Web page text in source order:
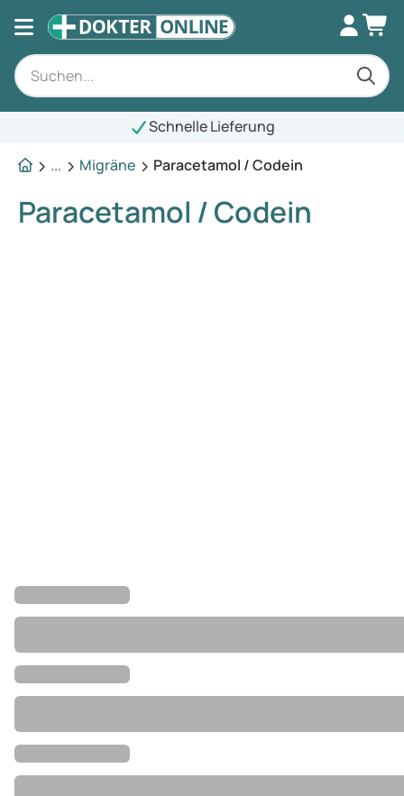
Schnelle Lieferung
...
Migräne Paracetamol / Codein
Paracetamol / Codein